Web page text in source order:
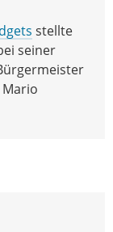
stellte
seiner